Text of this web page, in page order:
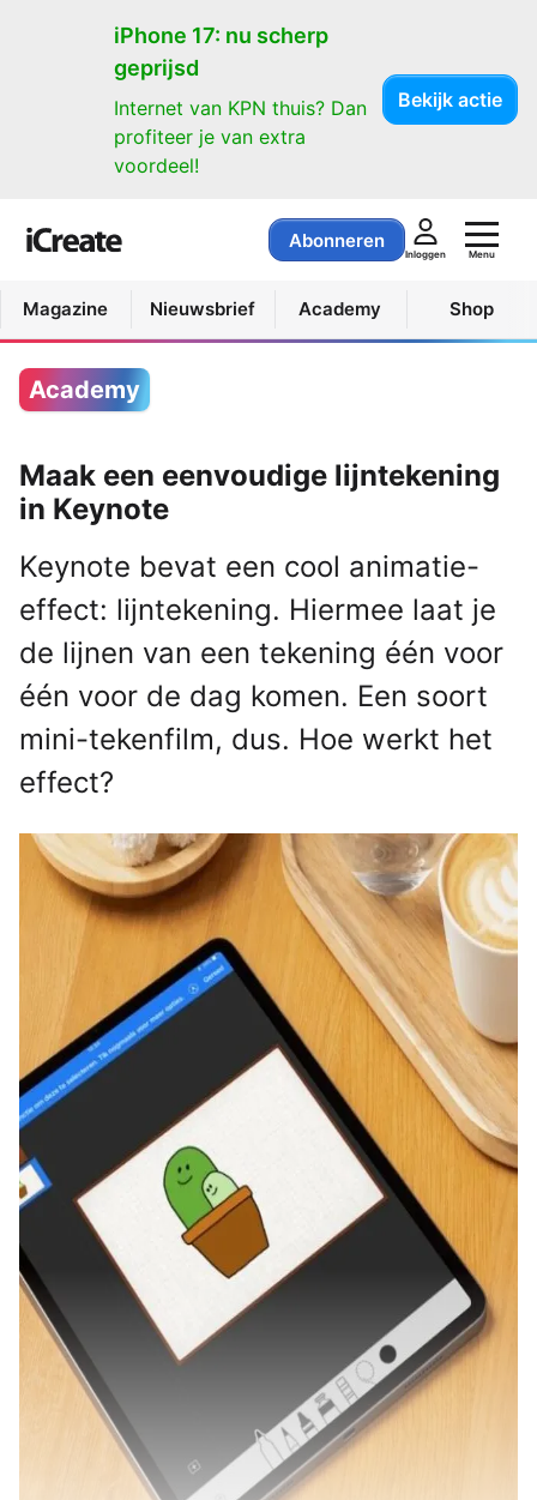
iPhone 17: nu scherp
geprijsd
Internet van KPN thuis? Dan
profiteer je van extra
voordeel!
Bekijk actie
Abonneren
Inloggen Menu
Magazine Nieuwsbrief Academy Shop
Academy
Maak een eenvoudige lijntekening
in Keynote
Keynote bevat een cool animatie-
effect: lijntekening. Hiermee laat je
de lijnen van een tekening één voor
één voor de dag komen. Een soort
mini-tekenfilm, dus. Hoe werkt het
effect?